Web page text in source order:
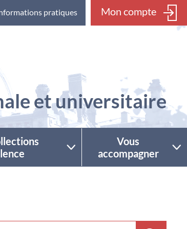
pratiques Mon compte
et universitaire
Vous
accompagner